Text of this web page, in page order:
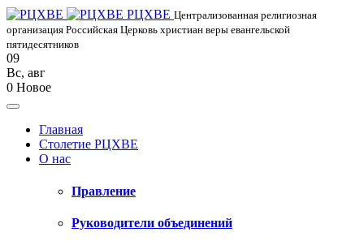
РЦХВЕ Централизованная религиозная
организация Российская Церковь христиан веры евангельской
пятидесятников
09
Вс, авг
0 Новое
Главная
Столетие РЦХВЕ
О нас
Правление
Руководители объединений